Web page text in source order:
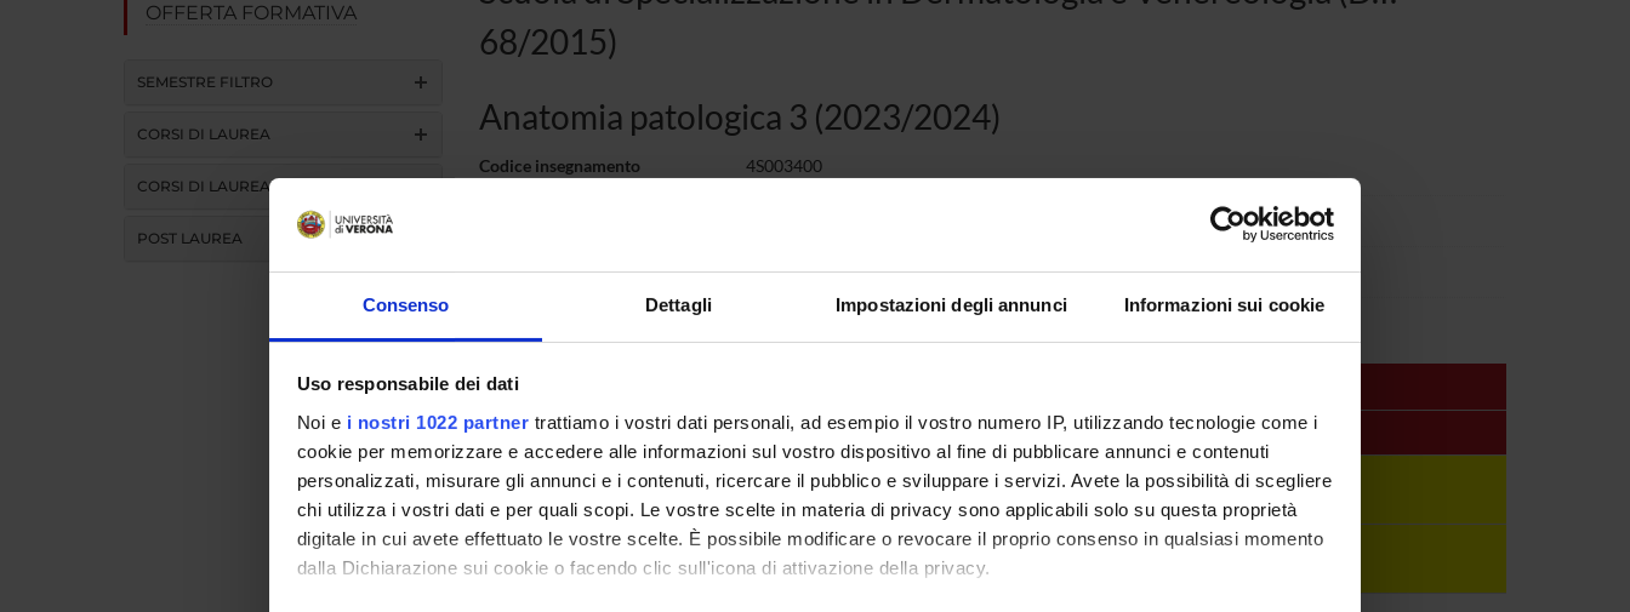
Consenso Dettagli Impostazioni degli annunci Informazioni sui cookie
Uso responsabile dei dati
Noi e i nostri 1022 partner trattiamo i vostri dati personali, ad esempio il vostro numero IP, utilizzando tecnologie come i
cookie per memorizzare e accedere alle informazioni sul vostro dispositivo al fine di pubblicare annunci e contenuti
personalizzati, misurare gli annunci e i contenuti, ricercare il pubblico e sviluppare i servizi. Avete la possibilità di scegliere
chi utilizza i vostri dati e per quali scopi. Le vostre scelte in materia di privacy sono applicabili solo su questa proprietà
digitale in cui avete effettuato le vostre scelte. È possibile modificare o revocare il proprio consenso in qualsiasi momento
dalla Dichiarazione sui cookie o facendo clic sull'icona di attivazione della privacy.
OFFERTA FORMATIVA
SEMESTRE FILTRO
CORSI DI LAUREA
CORSI DI LAUREA MAGISTRALE
POST LAUREA
68/2015)
Anatomia patologica 3 (2023/2024)
Codice insegnamento 4S003400
Settore disciplinare MED/08 - ANATOMIA PATOLOGICA
L'insegnamento è organizzato come segue:
Attività Crediti Periodo Docenti
anatomia pat cutanea Martignoni 0,5
non ancora
assegnato
Guido Martignoni
anatomia pat cutanea Caliò 0,5
non ancora
assegnato
Anna Caliò